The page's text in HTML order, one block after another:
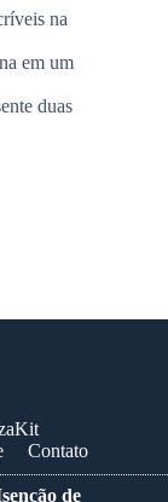
na
em um
duas
Contato
de